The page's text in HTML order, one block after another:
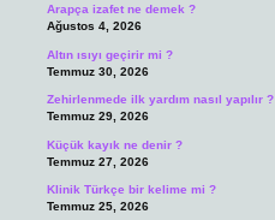
Arapça izafet ne demek ?
Ağustos 4, 2026
Altın ısıyı geçirir mi ?
Temmuz 30, 2026
Zehirlenmede ilk yardım nasıl yapılır ?
Temmuz 29, 2026
Küçük kayık ne denir ?
Temmuz 27, 2026
Klinik Türkçe bir kelime mi ?
Temmuz 25, 2026